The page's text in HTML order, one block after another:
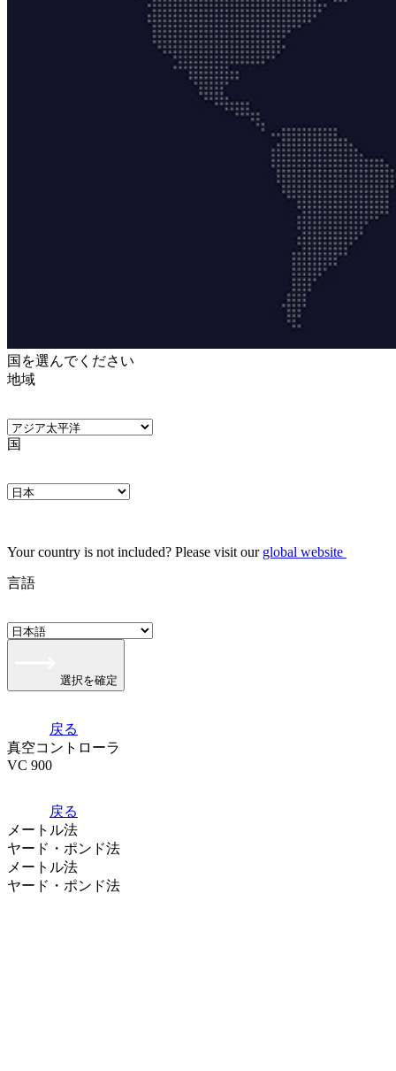
国を選んでください
地域
国
Your country is not included? Please visit our global website
言語
選択を確定
戻る
真空コントローラ
VC 900
戻る
メートル法
ヤード・ポンド法
メートル法
ヤード・ポンド法